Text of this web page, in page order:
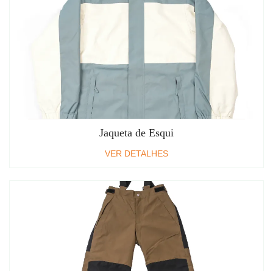
Jaqueta de Esqui
VER DETALHES